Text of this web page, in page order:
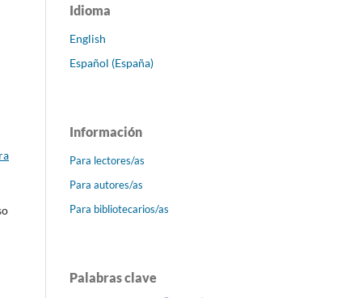
Idioma
English
Español (España)
Información
Para lectores/as
Para autores/as
Para bibliotecarios/as
Palabras clave